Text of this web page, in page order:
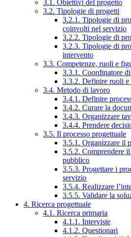
3.1. Obiettivi del progetto
3.2. Tipologie di progetti
3.2.1. Tipologie di
coinvolti nel servizio
3.2.2. Tipologie di
3.2.3. Tipologie di
intervento
3.3. Competenze, ruoli e
3.3.1. Coordinatore
3.3.2. Definire ruoli e
3.4. Metodo di lavoro
3.4.1. Definire
3.4.2. Curare la
3.4.3. Organizzare
3.4.4. Prendere
3.5. Il processo progettuale
3.5.1. Organizzare il
3.5.2. Comprendere
pubblico
3.5.3. Progettare i
servizio
3.5.4. Realizzare
3.5.5. Validare la
4. Ricerca progettuale
4.1. Ricerca primaria
4.1.1. Interviste
4.1.2. Questionari